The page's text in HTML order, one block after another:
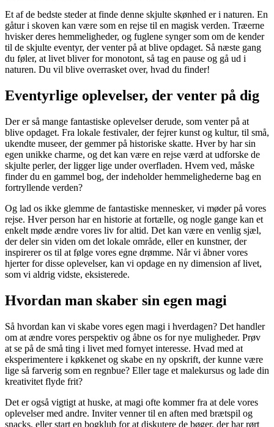
Et af de bedste steder at finde denne skjulte skønhed er i naturen. En
gåtur i skoven kan være som en rejse til en magisk verden. Træerne
hvisker deres hemmeligheder, og fuglene synger som om de kender
til de skjulte eventyr, der venter på at blive opdaget. Så næste gang
du føler, at livet bliver for monotont, så tag en pause og gå ud i
naturen. Du vil blive overrasket over, hvad du finder!
Eventyrlige oplevelser, der venter på dig
Der er så mange fantastiske oplevelser derude, som venter på at
blive opdaget. Fra lokale festivaler, der fejrer kunst og kultur, til små,
ukendte museer, der gemmer på historiske skatte. Hver by har sin
egen unikke charme, og det kan være en rejse værd at udforske de
skjulte perler, der ligger lige under overfladen. Hvem ved, måske
finder du en gammel bog, der indeholder hemmelighederne bag en
fortryllende verden?
Og lad os ikke glemme de fantastiske mennesker, vi møder på vores
rejse. Hver person har en historie at fortælle, og nogle gange kan et
enkelt møde ændre vores liv for altid. Det kan være en venlig sjæl,
der deler sin viden om det lokale område, eller en kunstner, der
inspirerer os til at følge vores egne drømme. Når vi åbner vores
hjerter for disse oplevelser, kan vi opdage en ny dimension af livet,
som vi aldrig vidste, eksisterede.
Hvordan man skaber sin egen magi
Så hvordan kan vi skabe vores egen magi i hverdagen? Det handler
om at ændre vores perspektiv og åbne os for nye muligheder. Prøv
at se på de små ting i livet med fornyet interesse. Hvad med at
eksperimentere i køkkenet og skabe en ny opskrift, der kunne være
lige så farverig som en regnbue? Eller tage et malekursus og lade din
kreativitet flyde frit?
Det er også vigtigt at huske, at magi ofte kommer fra at dele vores
oplevelser med andre. Inviter venner til en aften med brætspil og
snacks, eller start en bogklub for at diskutere de bøger, der har rørt